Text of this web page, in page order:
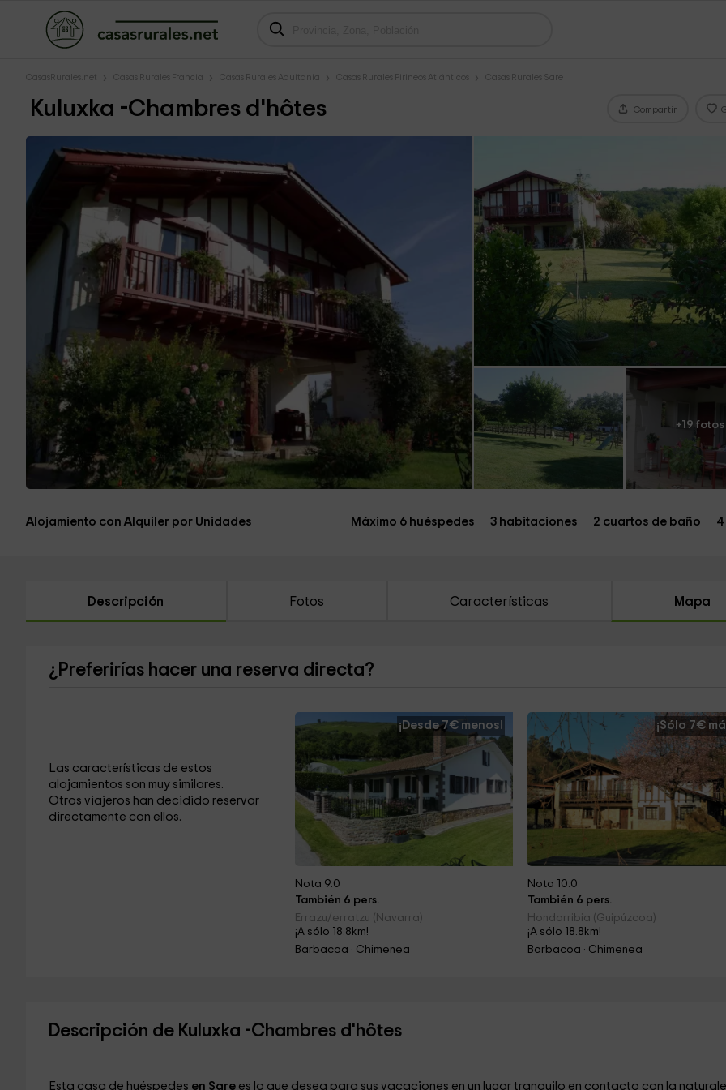
CasasRurales.net Casas Rurales Francia Casas Rurales Aquitania Casas Rurales Pirineos Atlánticos Casas Rurales Sare
Kuluxka -Chambres d'hôtes Compartir
+19 fotos
Alojamiento con Alquiler por Unidades Máximo 6 huéspedes 3 habitaciones 2 cuartos de baño
Descripción Fotos Características Mapa
¿Preferirías hacer una reserva directa?
Las características de estos
alojamientos son muy similares.
Otros viajeros han decidido reservar
directamente con ellos.
¡Desde 7€ menos!
Nota 9.0
También 6 pers.
Errazu/erratzu (Navarra)
¡A sólo 18.8km!
Barbacoa · Chimenea
¡Sólo 7€
Nota 10.0
También 6 pers.
Hondarribia (Guipúzcoa)
¡A sólo 18.8km!
Barbacoa · Chimenea
Descripción de Kuluxka -Chambres d'hôtes
Esta casa de huéspedes en Sare es lo que desea para sus vacaciones en un lugar tranquilo en contacto con la